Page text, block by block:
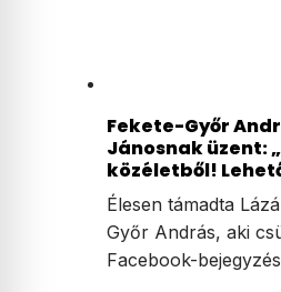
Fekete-Győr
Jánosnak üzent:
közéletből!
Élesen támadta
Győr András, aki
Facebook-